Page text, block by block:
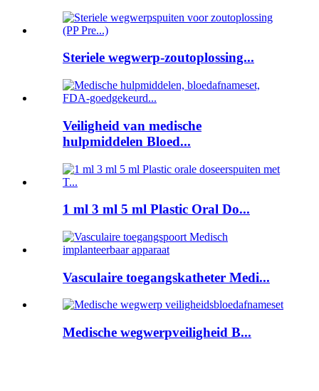
Steriele wegwerp-zoutoplossing...
Veiligheid van medische
hulpmiddelen Bloed...
1 ml 3 ml 5 ml Plastic Oral Do...
Vasculaire toegangskatheter Medi...
Medische wegwerpveiligheid B...